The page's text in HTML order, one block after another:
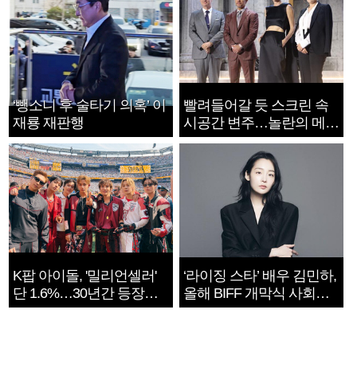
‘뺑소니 후 술타기 의혹’ 이
재룡 재판행
빨려들어갈 듯 스크린 속
시공간 변주…놀란의 메시
지는 ‘전쟁 속죄’
K팝 아이돌, '밀리언셀러'
단 1.6%…30년간 등장
1182개팀 전수조사
‘라이징 스타’ 배우 김민하,
올해 BIFF 개막식 사회자
확정